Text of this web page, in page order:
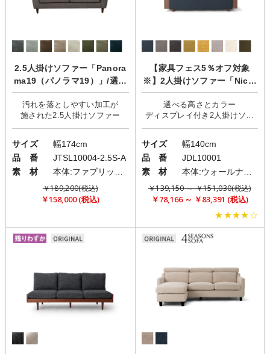
2.5人掛けソファー「Panora
ma19（パノラマ19）」/選べ
る座り心地/カバーリング
汚れを落としやすい加工が
サイズ
幅174cm
品 番
JTSL10004-2.5S-A
素 材
￥189,200(税込)
￥158,000 (税込)
【家具フェス5％オフ対象
※】2人掛けソファー「Nicol
e(ニコール)」/ウッドフレー
ム
選べる高さとカラー
ディスプレイ付き2人掛けソフ
ァー
サイズ
幅140cm
品 番
JDL10001
素 材
￥139,150 ～ ￥151,030(税込)
￥78,166 ～ ￥83,391 (税込)
★★★★☆